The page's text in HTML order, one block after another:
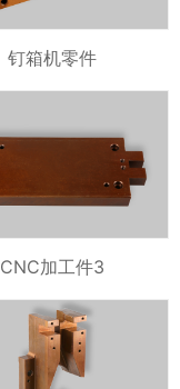
钉箱机零件
CNC加工件3